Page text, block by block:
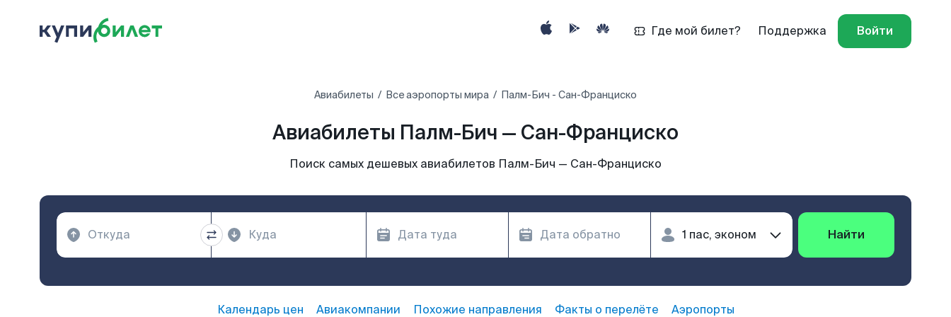
Где мой билет? Поддержка Войти
Авиабилеты Все аэропорты мира Палм-Бич - Сан-Франциско
Авиабилеты Палм-Бич — Сан-Франциско
Поиск самых дешевых авиабилетов Палм-Бич — Сан-Франциско
Найти
Календарь цен Авиакомпании Похожие направления Факты о перелёте Аэропорты